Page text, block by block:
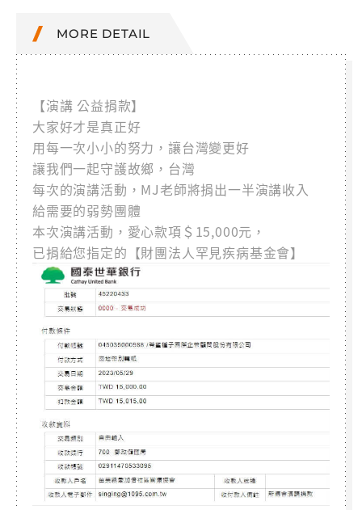
MORE DETAIL
【演講 公益捐款】
大家好才是真正好
用每一次小小的努力，讓台灣變更好
讓我們一起守護故鄉，台灣
每次的演講活動，MJ老師將捐出一半演講收入
給需要的弱勢團體
本次演講活動，愛心款項＄15,000元，
已捐給您指定的【財團法人罕見疾病基金會】